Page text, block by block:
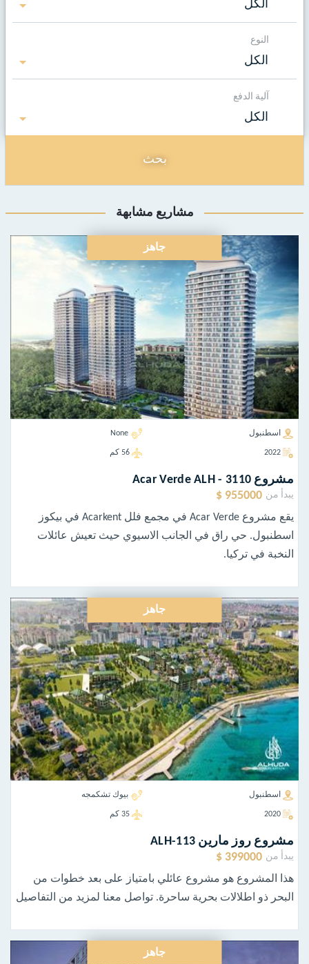
الكل
النوع
الكل
آلية الدفع
الكل
بحث
مشاريع مشابهة
جاهز
اسطنبول None
2022 56 كم
مشروع Acar Verde ALH - 3110
يبدأ من 955000 $
يقع مشروع Acar Verde في مجمع فلل Acarkent في بيكوز
اسطنبول. حي راق في الجانب الاسيوي حيث تعيش عائلات
النخبة في تركيا.
جاهز
اسطنبول بيوك تشكمجه
2020 35 كم
مشروع روز مارين ALH-113
يبدأ من 399000 $
هذا المشروع هو مشروع عائلي بامتياز على بعد خطوات من
البحر ذو اطلالات بحرية ساحرة. تواصل معنا لمزيد من التفاصيل
جاهز